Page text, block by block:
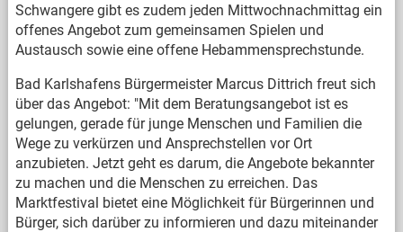
Schwangere gibt es zudem jeden Mittwochnachmittag ein
offenes Angebot zum gemeinsamen Spielen und
Austausch sowie eine offene Hebammensprechstunde.
Bad Karlshafens Bürgermeister Marcus Dittrich freut sich
über das Angebot: "Mit dem Beratungsangebot ist es
gelungen, gerade für junge Menschen und Familien die
Wege zu verkürzen und Ansprechstellen vor Ort
anzubieten. Jetzt geht es darum, die Angebote bekannter
zu machen und die Menschen zu erreichen. Das
Marktfestival bietet eine Möglichkeit für Bürgerinnen und
Bürger, sich darüber zu informieren und dazu miteinander